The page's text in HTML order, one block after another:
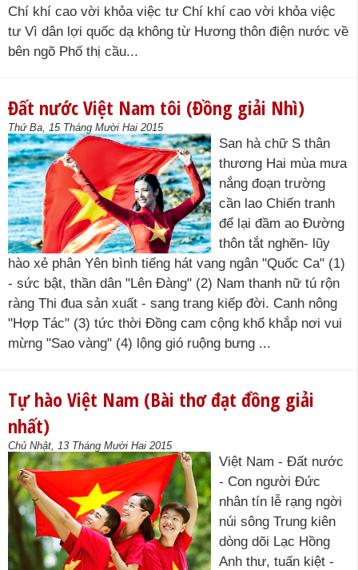
Chí khí cao vời khỏa việc tư Chí khí cao vời khỏa việc
tư Vì dân lợi quốc dạ không từ Hương thôn điện nước về
bên ngõ Phố thị cầu...
Đất nước Việt Nam tôi (Đồng giải Nhì)
Thứ Ba, 15 Tháng Mười Hai 2015
San hà chữ S thân
thương Hai mùa mưa
nắng đoạn trường
cần lao Chiến tranh
để lại đầm ao Đường
thôn tắt nghẽn- lũy
hào xẻ phân Yên bình tiếng hát vang ngân "Quốc Ca" (1)
- sức bật, thần dân "Lên Đàng" (2) Nam thanh nữ tú rộn
ràng Thi đua sản xuất - sang trang kiếp đời. Canh nông
"Hợp Tác" (3) tức thời Đồng cam cộng khổ khắp nơi vui
mừng "Sao vàng" (4) lộng gió ruộng bưng ...
Tự hào Việt Nam (Bài thơ đạt đồng giải
nhất)
Chủ Nhật, 13 Tháng Mười Hai 2015
Việt Nam - Đất nước
- Con người Đức
nhân tín lễ rạng ngời
núi sông Trung kiên
dòng dõi Lạc Hồng
Anh thư, tuấn kiệt -